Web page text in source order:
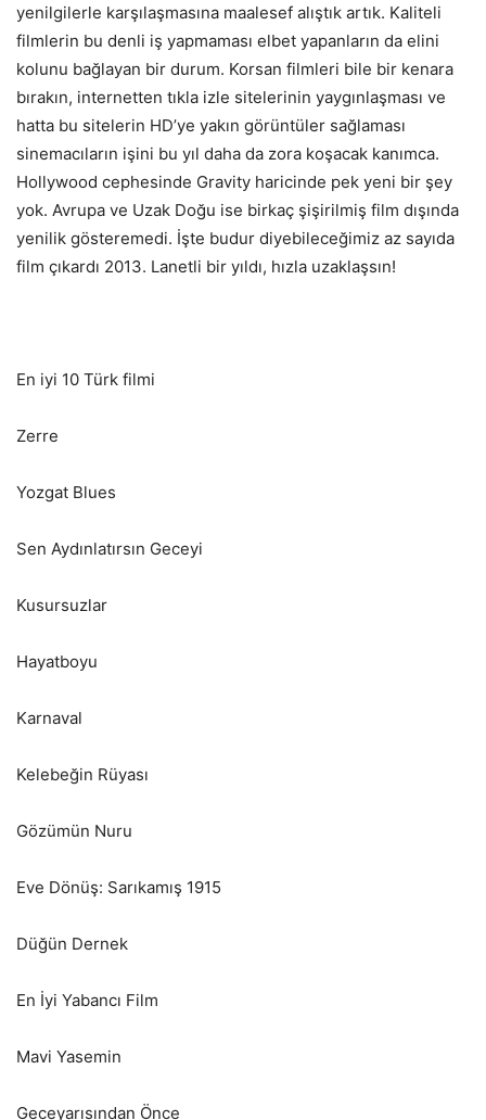
yenilgilerle karşılaşmasına maalesef alıştık artık. Kaliteli
filmlerin bu denli iş yapmaması elbet yapanların da elini
kolunu bağlayan bir durum. Korsan filmleri bile bir kenara
bırakın, internetten tıkla izle sitelerinin yaygınlaşması ve
hatta bu sitelerin HD’ye yakın görüntüler sağlaması
sinemacıların işini bu yıl daha da zora koşacak kanımca.
Hollywood cephesinde Gravity haricinde pek yeni bir şey
yok. Avrupa ve Uzak Doğu ise birkaç şişirilmiş film dışında
yenilik gösteremedi. İşte budur diyebileceğimiz az sayıda
film çıkardı 2013. Lanetli bir yıldı, hızla uzaklaşsın!
En iyi 10 Türk filmi
Zerre
Yozgat Blues
Sen Aydınlatırsın Geceyi
Kusursuzlar
Hayatboyu
Karnaval
Kelebeğin Rüyası
Gözümün Nuru
Eve Dönüş: Sarıkamış 1915
Düğün Dernek
En İyi Yabancı Film
Mavi Yasemin
Geceyarısından Önce